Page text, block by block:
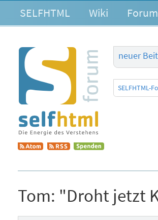
SELFHTML Wiki Forum
neuer
SELFHTML-
Tom: "Droht jetzt